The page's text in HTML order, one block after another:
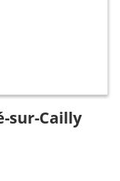
sur-Cailly